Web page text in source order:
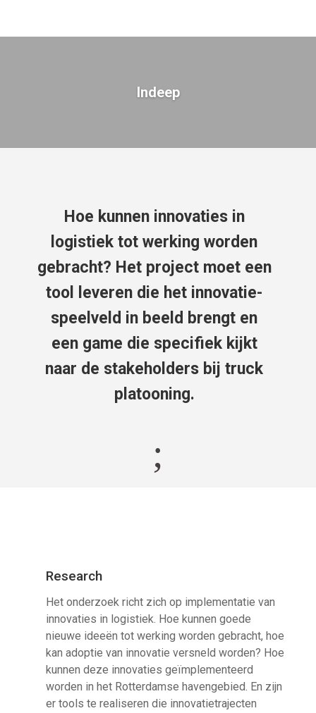
Indeep
Hoe kunnen innovaties in
logistiek tot werking worden
gebracht? Het project moet een
tool leveren die het innovatie-
speelveld in beeld brengt en
een game die specifiek kijkt
naar de stakeholders bij truck
platooning.
;
Research
Het onderzoek richt zich op implementatie van
innovaties in logistiek. Hoe kunnen goede
nieuwe ideeën tot werking worden gebracht, hoe
kan adoptie van innovatie versneld worden? Hoe
kunnen deze innovaties geïmplementeerd
worden in het Rotterdamse havengebied. En zijn
er tools te realiseren die innovatietrajecten